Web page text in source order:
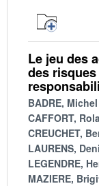
Le jeu des
des
BADRE, Michel
CAFFORT,
CREUCHET,
LAURENS,
LEGENDRE,
MAZIERE,